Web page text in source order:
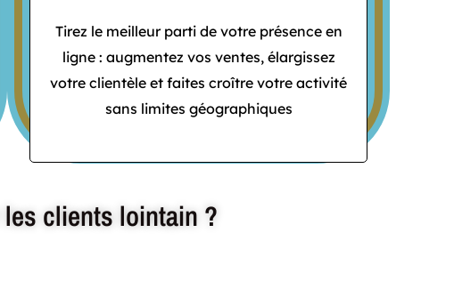
Tirez le meilleur parti de votre présence en
ligne : augmentez vos ventes, élargissez
votre clientèle et faites croître votre activité
sans limites géographiques
clients lointain ?